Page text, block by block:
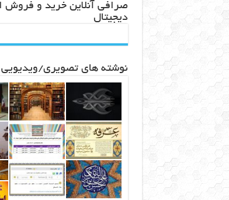
صرافی آنلاین خرید و فروش
دیجیتال
نوشته های تصویری/ویدیویی